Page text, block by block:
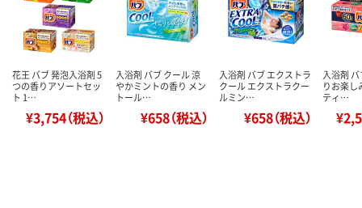
花王 バブ 発泡入浴剤 5
つの香りアソートセッ
ト 1…
¥3,754（税込）
入浴剤 バブ クール 涼
やかミントの香り メン
トール…
¥658（税込）
入浴剤 バブ エクストラ
クール エクストラクー
ルミン…
¥658（税込）
入浴剤
りお楽し
ティ…